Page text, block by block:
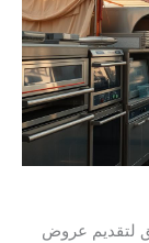
لتقديم عروض